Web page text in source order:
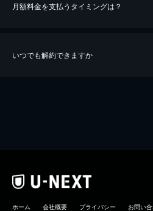
※40％ポイント還元の対象は、クレジットカード
iOSアプリのUコイン決済による作品の購入 / レ
月額料金を支払うタイミングは？
いつでも解約できますか
ホーム 会社概要 プライバシー お問い